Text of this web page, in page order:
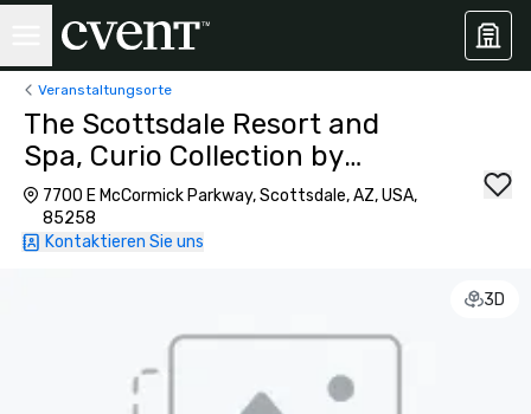
Veranstaltungsorte
The Scottsdale Resort and
Spa, Curio Collection by
Hilton
7700 E McCormick Parkway, Scottsdale, AZ, USA,
85258
Kontaktieren Sie uns
3D